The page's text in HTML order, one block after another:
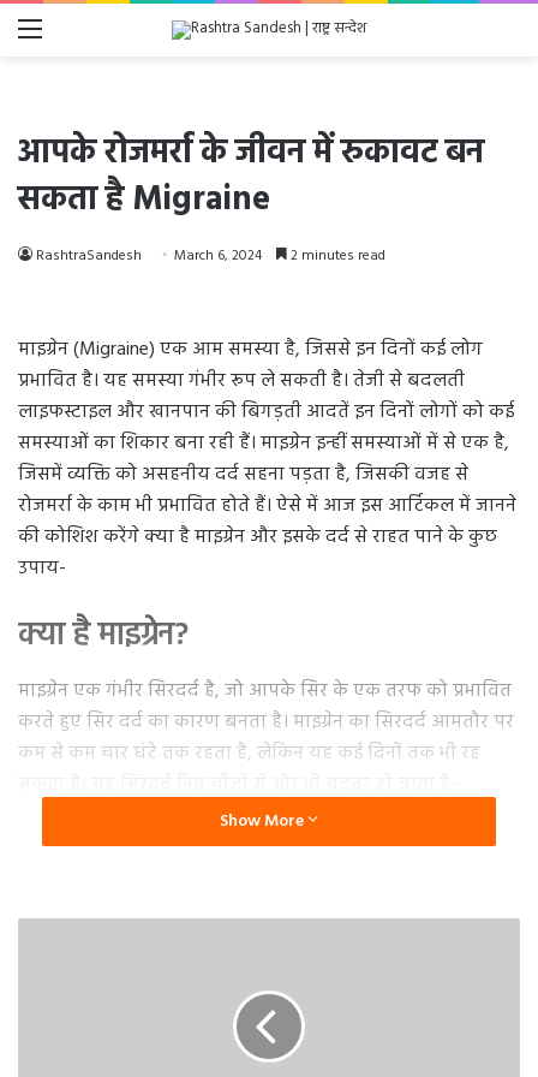
Menu
आपके रोजमर्रा के जीवन में रुकावट बन
सकता है Migraine
RashtraSandesh March 6, 2024 2 minutes read
माइग्रेन (Migraine) एक आम समस्या है, जिससे इन दिनों कई लोग
प्रभावित है। यह समस्या गंभीर रूप ले सकती है। तेजी से बदलती
लाइफस्टाइल और खानपान की बिगड़ती आदतें इन दिनों लोगों को कई
समस्याओं का शिकार बना रही हैं। माइग्रेन इन्हीं समस्याओं में से एक है,
जिसमें व्यक्ति को असहनीय दर्द सहना पड़ता है, जिसकी वजह से
रोजमर्रा के काम भी प्रभावित होते हैं। ऐसे में आज इस आर्टिकल में जानने
की कोशिश करेंगे क्या है माइग्रेन और इसके दर्द से राहत पाने के कुछ
उपाय-
क्या है माइग्रेन?
माइग्रेन एक गंभीर सिरदर्द है, जो आपके सिर के एक तरफ को प्रभावित
करते हुए सिर दर्द का कारण बनता है। माइग्रेन का सिरदर्द आमतौर पर
कम से कम चार घंटे तक रहता है, लेकिन यह कई दिनों तक भी रह
शारीरिक गतिविधि
तेज शोर
माइग्रेन से बचने के लिए कुछ उपाय-
Show More